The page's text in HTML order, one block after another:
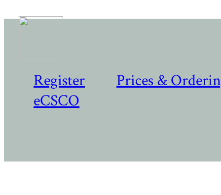
Register
Prices &
eCSCO